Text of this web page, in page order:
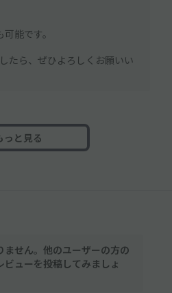
能です。
たら、ぜひよろしくお願いい
っと見る
ません。他のユーザーの方の
ビューを投稿してみましょ